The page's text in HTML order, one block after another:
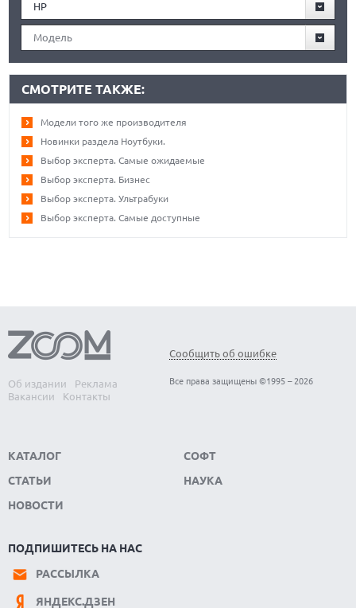
HP
Модель
СМОТРИТЕ ТАКЖЕ:
Модели того же производителя
Новинки раздела Ноутбуки.
Выбор эксперта. Самые ожидаемые
Выбор эксперта. Бизнес
Выбор эксперта. Ультрабуки
Выбор эксперта. Самые доступные
Об издании
Реклама
Вакансии
Контакты
Сообщить об ошибке
Все права защищены ©1995 – 2026
КАТАЛОГ
СТАТЬИ
НОВОСТИ
СОФТ
НАУКА
ПОДПИШИТЕСЬ НА НАС
РАССЫЛКА
ЯНДЕКС.ДЗЕН